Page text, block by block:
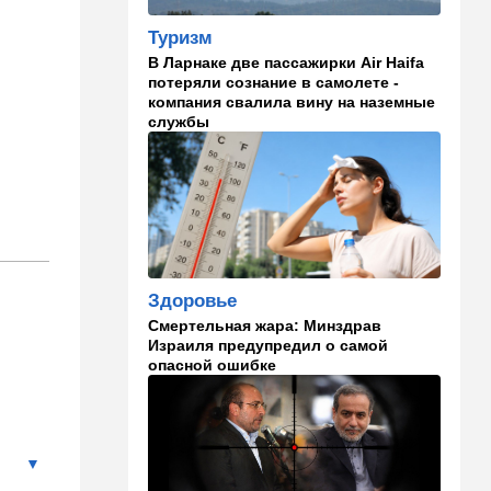
17:48 Здоровье
Впервые в этом году:
пенсионер скончался из-за
укуса комара
17:14 Израиль
Снимали порт в Эйлате и
гору Герцль: так Тамерлан и
Алина продались иранской
разведке
16:48 Израиль
Злобный охранник:
арестован араб, лупивший
железом футбольных
болельщиков
В мире
Мэра Нью-Йорка освистали
на мероприятии полиции:
Мамдани пулей вылетел со
Туризм
В Ларнаке две пассажирки Air Haifa
потеряли сознание в самолете -
компания свалила вину на наземные
службы
Здоровье
Смертельная жара: Минздрав
Израиля предупредил о самой
опасной ошибке